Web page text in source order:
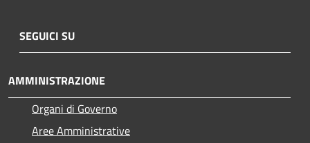
SEGUICI SU
AMMINISTRAZIONE
Organi di Governo
Aree Amministrative